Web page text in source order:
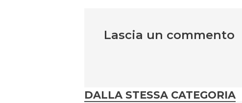
Lascia un commento
DALLA STESSA CATEGORIA